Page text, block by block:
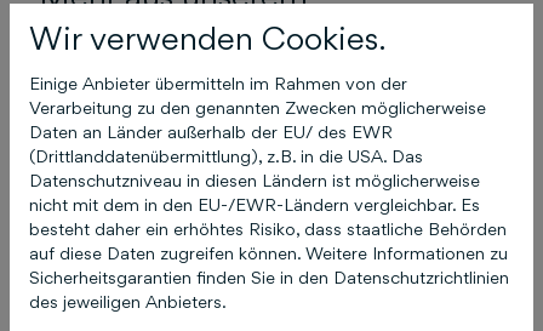
Management
Wir verwenden Cookies.
Einige Anbieter übermitteln im Rahmen von der
Verarbeitung zu den genannten Zwecken möglicherweise
Daten an Länder außerhalb der EU/ des EWR
(Drittlanddatenübermittlung), z.B. in die USA. Das
Datenschutzniveau in diesen Ländern ist möglicherweise
nicht mit dem in den EU-/EWR-Ländern vergleichbar. Es
besteht daher ein erhöhtes Risiko, dass staatliche Behörden
auf diese Daten zugreifen können. Weitere Informationen zu
Sicherheitsgarantien finden Sie in den Datenschutzrichtlinien
des jeweiligen Anbieters.